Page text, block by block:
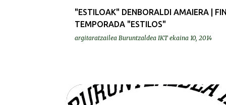
"ESTILOAK" DENBORALDI AMAIERA |
TEMPORADA "ESTILOS"
argitaratzailea Buruntzaldea IKT ekaina 10, 2014
BEREZIAK | ESPECIALES